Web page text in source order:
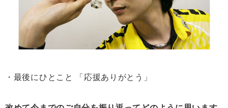
・最後にひとこと 「応援ありがとう」